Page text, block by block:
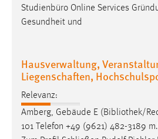
Studienbüro Online Services
Gesundheit und
Hausverwaltung,
Liegenschaften,
Relevanz:
Amberg, Gebäude E (Bibliothek/
101 Telefon +49 (9621) 482-3189